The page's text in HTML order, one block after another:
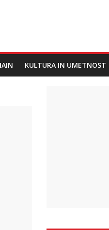
KULTURA IN UMETNOST